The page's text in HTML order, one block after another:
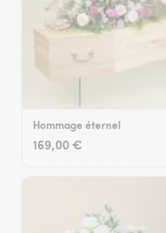
Hommage éternel
169,00 €